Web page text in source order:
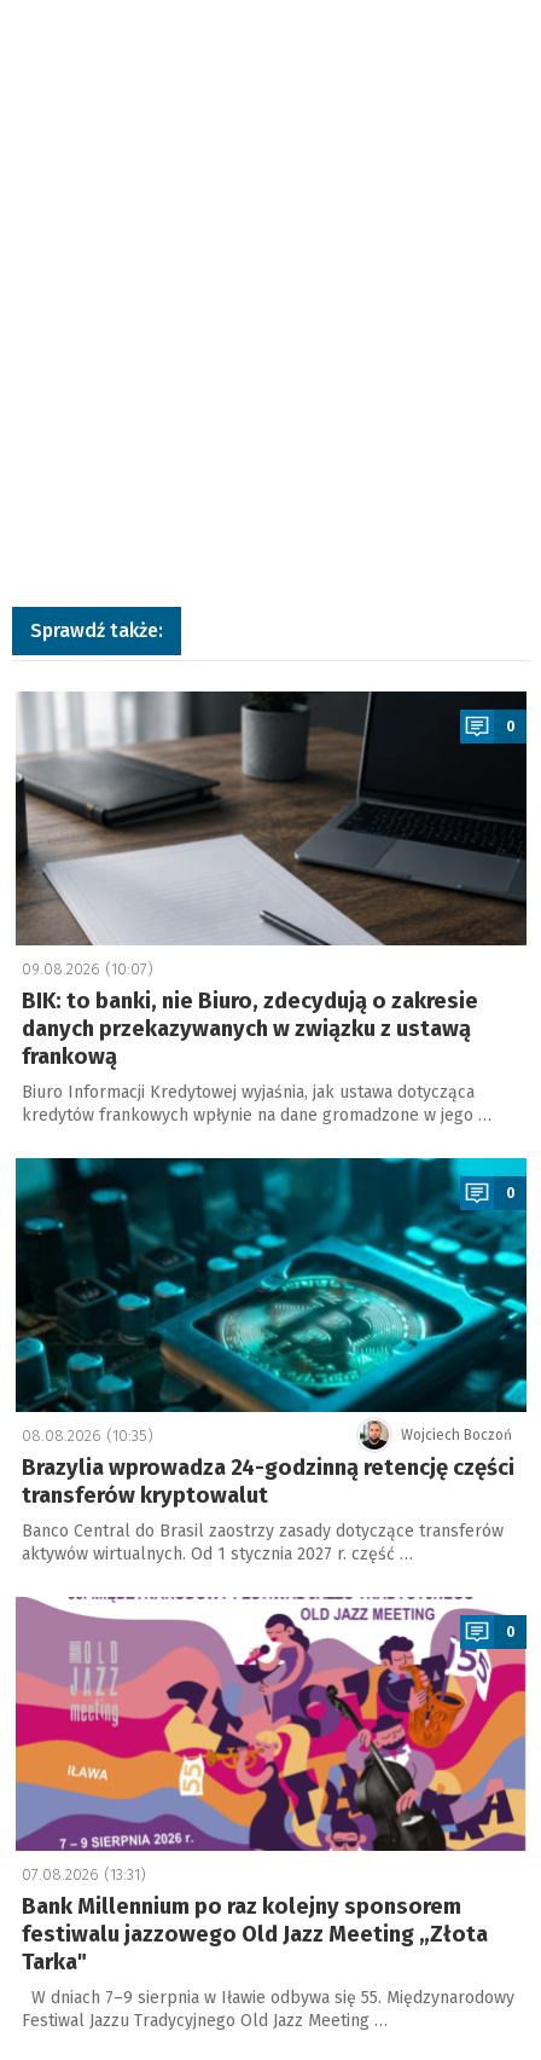
Sprawdź także:
a
0
09.08.2026 (10:07)
BIK: to banki, nie Biuro, zdecydują o zakresie
danych przekazywanych w związku z ustawą
frankową
Biuro Informacji Kredytowej wyjaśnia, jak ustawa dotycząca
kredytów frankowych wpłynie na dane gromadzone w jego …
a
0
Wojciech Boczoń
08.08.2026 (10:35)
Brazylia wprowadza 24-godzinną retencję części
transferów kryptowalut
Banco Central do Brasil zaostrzy zasady dotyczące transferów
aktywów wirtualnych. Od 1 stycznia 2027 r. część …
a
0
07.08.2026 (13:31)
Bank Millennium po raz kolejny sponsorem
festiwalu jazzowego Old Jazz Meeting „Złota
Tarka"
W dniach 7–9 sierpnia w Iławie odbywa się 55. Międzynarodowy
Festiwal Jazzu Tradycyjnego Old Jazz Meeting …